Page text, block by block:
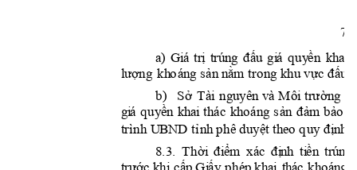
7
       
    
b)
S T    
       
     
      
    